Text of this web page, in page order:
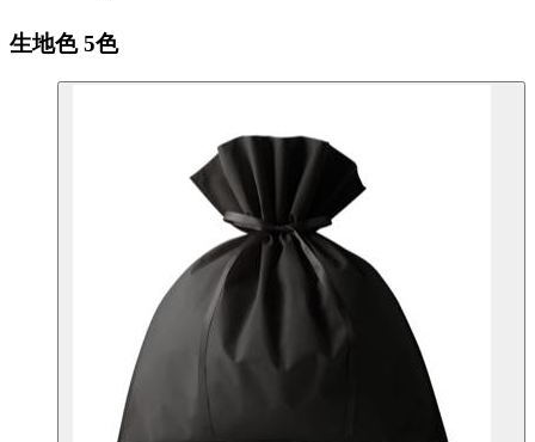
生地色5色